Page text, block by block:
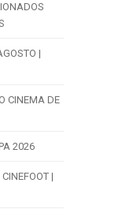
|
CINEMA DE
2026
|